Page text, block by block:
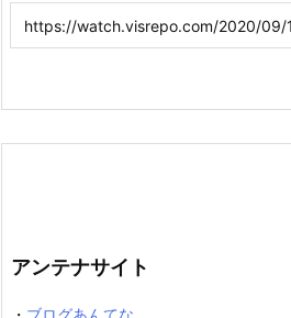
アンテナサイト